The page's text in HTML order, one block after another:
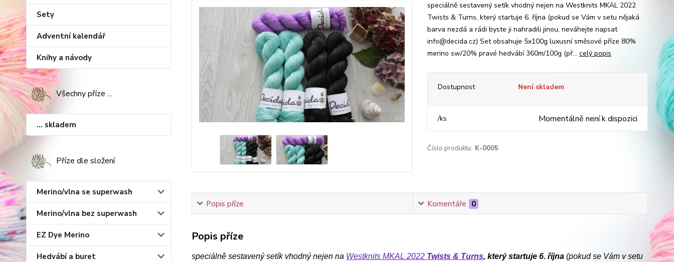
Sety
Adventní kalendář
Knihy a návody
Všechny příze ...
... skladem
Příze dle složení
Merino/vlna se superwash
Merino/vlna bez superwash
EZ Dye Merino
Hedvábí a buret
speciálně sestavený setík vhodný nejen na Westknits MKAL 2022
Twists & Turns, který startuje 6. října (pokud se Vám v setu nějaká
barva nezdá a rádi byste ji nahradili jinou, neváhejte napsat
info@decida.cz) Set obsahuje 5x100g luxusní směsové příze 80%
merino sw/20% pravé hedvábí 360m/100g (př... celý popis
Dostupnost Není skladem
/ks Momentálně není k dispozici
Číslo produktu: K-0005
Popis příze Komentáře 0
Popis příze
speciálně sestavený setík vhodný nejen na Westknits MKAL 2022 Twists & Turns, který startuje 6. října (pokud se Vám v setu